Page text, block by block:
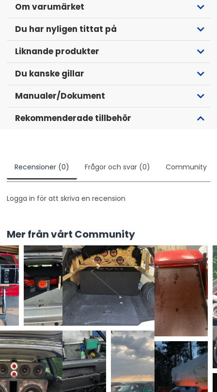
Vill man få ut maximal effekt från högtalarna så
rekommenderar vi det här paketet tillsammans med ett
ännu kraftigare slutsteg! För ett paket med kraftigare
slutsteg:Klicka här!
Om varumärket
Du har nyligen tittat på
Liknande produkter
Du kanske gillar
Manualer/Dokument
Rekommenderade tillbehör
Recensioner (0) Frågor och svar (0) Community
Logga in för att skriva en recension
Mer från vårt Community